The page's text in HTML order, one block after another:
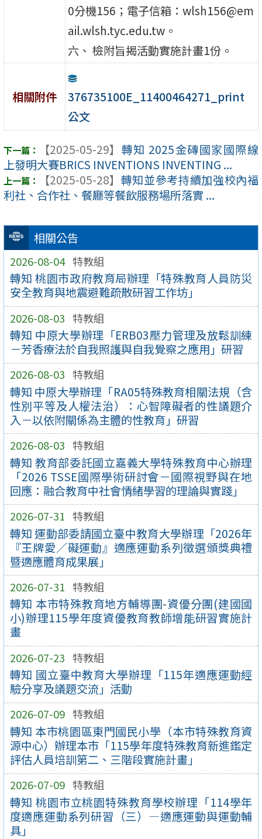
相關公告
2026-08-04 特教組
轉知 桃園市政府教育局辦理「特殊教育人員防災
安全教育與地震避難疏散研習工作坊」
2026-08-03 特教組
轉知 中原大學辦理「ERB03壓力管理及放鬆訓練
－芳香療法於自我照護與自我覺察之應用」研習
2026-08-03 特教組
轉知 中原大學辦理「RA05特殊教育相關法規（含
性別平等及人權法治）：心智障礙者的性議題介
入－以依附關係為主體的性教育」研習
2026-08-03 特教組
轉知 教育部委託國立嘉義大學特殊教育中心辦理
「2026 TSSE國際學術研討會－國際視野與在地
回應：融合教育中社會情緒學習的理論與實踐」
2026-07-31 特教組
轉知 運動部委請國立臺中教育大學辦理「2026年
『王牌愛／礙運動』適應運動系列徵選頒獎典禮
暨適應體育成果展」
2026-07-31 特教組
轉知 本市特殊教育地方輔導團-資優分團(建國國
小)辦理115學年度資優教育教師增能研習實施計
畫
2026-07-23 特教組
轉知 國立臺中教育大學辦理「115年適應運動經
驗分享及議題交流」活動
2026-07-09 特教組
轉知 本市桃園區東門國民小學（本市特殊教育資
源中心）辦理本市「115學年度特殊教育新進鑑定
評估人員培訓第二、三階段實施計畫」
2026-07-09 特教組
轉知 桃園市立桃園特殊教育學校辦理「114學年
度適應運動系列研習（三）—適應運動與運動輔
具」
0分機156；電子信箱：wlsh156@em
ail.wlsh.tyc.edu.tw。
六、 檢附旨揭活動實施計畫1份。
相關附件
376735100E_11400464271_print
公文
【2025-05-29】 轉知 2025金磚國家國際線
上發明大賽BRICS INVENTIONS INVENTING ...
【2025-05-28】 轉知並參考持續加強校內福
利社、合作社、餐廳等餐飲服務場所落實 ...